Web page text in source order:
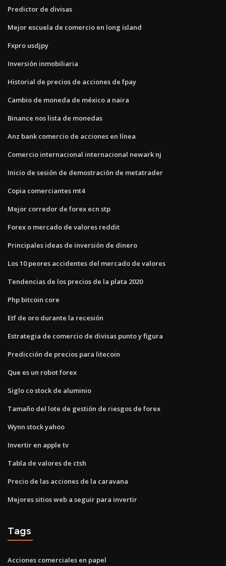
Predictor de divisas
Mejor escuela de comercio en long island
Fxpro usdjpy
Inversión inmobiliaria
Historial de precios de acciones de fpay
Cambio de moneda de méxico a naira
Binance nos lista de monedas
Anz bank comercio de acciones en línea
Comercio internacional internacional newark nj
Inicio de sesión de demostración de metatrader
Copia comerciantes mt4
Mejor corredor de forex ecn stp
Forex o mercado de valores reddit
Principales ideas de inversión de dinero
Los 10 peores accidentes del mercado de valores
Tendencias de los precios de la plata 2020
Php bitcoin core
Etf de oro durante la recesión
Estrategia de comercio de divisas punto y figura
Predicción de precios para litecoin
Que es un robot forex
Siglo co stock de aluminio
Tamaño del lote de gestión de riesgos de forex
Wynn stock yahoo
Invertir en apple tv
Tabla de valores de ctsh
Precio de las acciones de la caravana
Mejores sitios web a seguir para invertir
Tags
Acciones comerciales en papel